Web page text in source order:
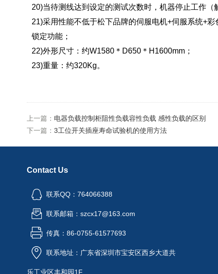
20)当待测线达到设定的测试次数时，机器停止工作（
21)采用性能不低于松下品牌的伺服电机+伺服系统+
锁定功能；
22)外形尺寸：约W1580＊D650＊H1600mm；
23)重量：约320Kg。
上一篇： 电器负载控制柜阻性负载容性负载 感性负载的区别
下一篇： 3工位开关插座寿命试验机的使用方法
Contact Us
联系QQ：764066388
联系邮箱：szcx17@163.com
传真：86-0755-61577693
联系地址：广东省深圳市宝安区西乡大道共
乐工业区丰和园1F